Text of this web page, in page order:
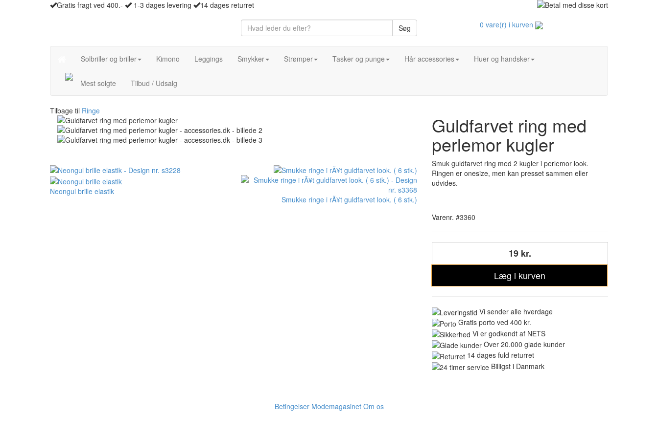
Gratis fragt ved 400.- 1-3 dages levering 14 dages returret
Søg 0 vare(r) i kurven
Solbriller og briller Kimono Leggings Smykker Strømper Tasker og punge Hår accessories Huer og handsker
Mest solgte Tilbud / Udsalg
Tilbage til Ringe
Neongul brille elastik
Smukke ringe i rÃ¥t guldfarvet look. ( 6 stk.)
Guldfarvet ring med
perlemor kugler
Smuk guldfarvet ring med 2 kugler i perlemor look.
Ringen er onesize, men kan presset sammen eller
udvides.
Varenr. #3360
19 kr.
Læg i kurven
Vi sender alle hverdage
Gratis porto ved 400 kr.
Vi er godkendt af NETS
Over 20.000 glade kunder
14 dages fuld returret
Billigst i Danmark
Betingelser Modemagasinet Om os